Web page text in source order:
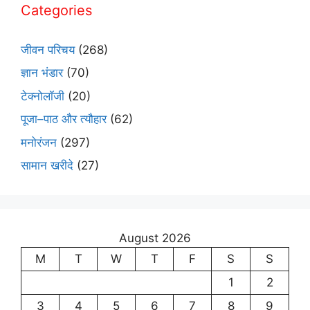
Categories
जीवन परिचय(268)
ज्ञान भंडार(70)
टेक्नोलॉजी (20)
पूजा–पाठ और त्यौहार(62)
मनोरंजन (297)
सामान खरीदे (27)
August 2026
M
T W T F S
S
1
2
3
4 5 6 7 8 9